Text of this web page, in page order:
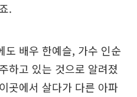
.
도 배우 한예슬, 가수 인순
하고 있는 것으로 알려졌
곳에서 살다가 다른 아파